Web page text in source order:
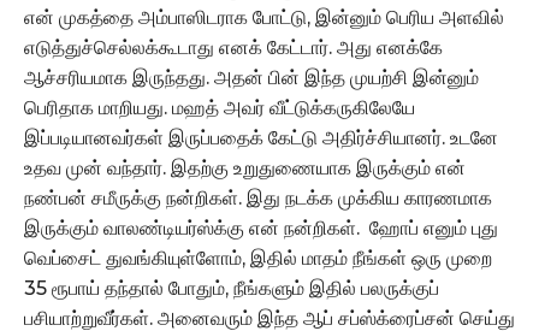
என் முகத்தை அம்பாஸிடராக போட்டு, இன்னும் பெரிய அளவில்
எடுத்துச்செல்லக்கூடாது எனக் கேட்டார். அது எனக்கே
ஆச்சரியமாக இருந்தது. அதன் பின் இந்த முயற்சி இன்னும்
பெரிதாக மாறியது. மஹத் அவர் வீட்டுக்கருகிலேயே
இப்படியானவர்கள் இருப்பதைக் கேட்டு அதிர்ச்சியானர். உடனே
உதவ முன் வந்தார். இதற்கு உறுதுணையாக இருக்கும் என்
நண்பன் சமீருக்கு நன்றிகள். இது நடக்க முக்கிய காரணமாக
இருக்கும் வாலண்டியர்ஸ்க்கு என் நன்றிகள். ஹோப் எனும் புது
வெப்சைட் துவங்கியுள்ளோம், இதில் மாதம் நீங்கள் ஒரு முறை
35 ரூபாய் தந்தால் போதும், நீங்களும் இதில் பலருக்குப்
பசியாற்றுவீர்கள். அனைவரும் இந்த ஆப் சப்ஸ்க்ரைப்சன் செய்து